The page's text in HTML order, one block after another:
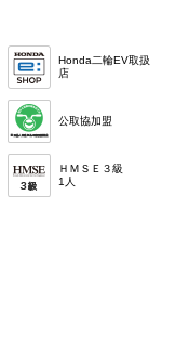
Honda二輪EV取扱
店
公取協加盟
ＨＭＳＥ３級
1人